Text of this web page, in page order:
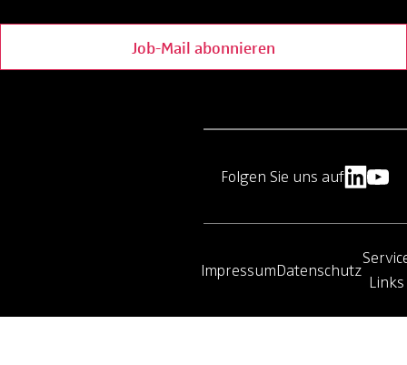
Job-Mail abonnieren
ImpressumDatenschutz
Links
Folgen Sie uns auf